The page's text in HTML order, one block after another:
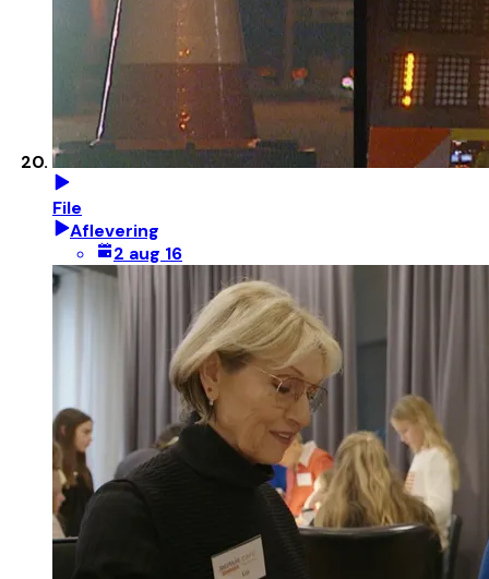
File
Aflevering
2 aug 16